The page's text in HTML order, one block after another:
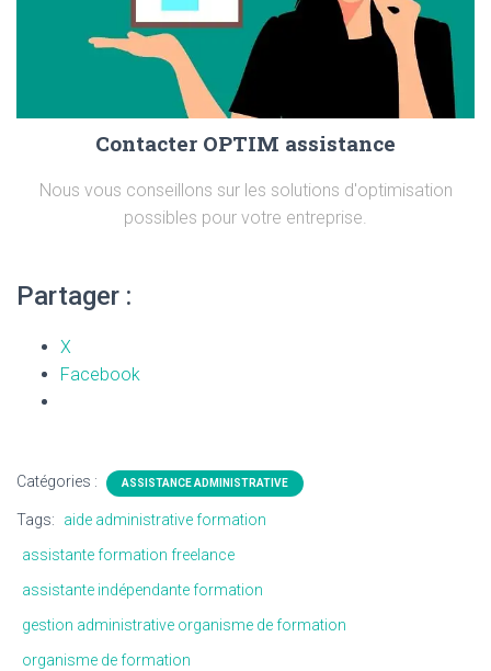
Contacter OPTIM assistance
Nous vous conseillons sur les solutions d'optimisation
possibles pour votre entreprise.
Partager :
X
Facebook
Catégories : ASSISTANCE ADMINISTRATIVE
Tags:
aide administrative formation
assistante formation freelance
assistante indépendante formation
gestion administrative organisme de formation
organisme de formation